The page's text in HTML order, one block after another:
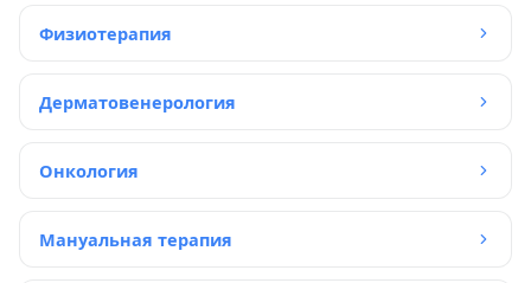
Физиотерапия
Дерматовенерология
Онкология
Мануальная терапия